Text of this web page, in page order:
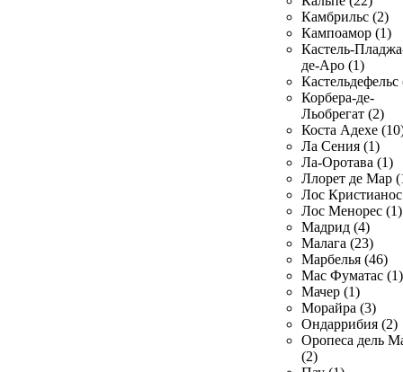
Камбрильс (2)
Кампоамор (1)
Кастель-
де-Аро (1)
Кастельдефельс
Корбера-де-
Льобрегат (2)
Коста Адехе
Ла Сения (1)
Ла-Оротава (1)
Ллорет де Мар
Лос
Лос Менорес (1)
Мадрид (4)
Малага (23)
Марбелья (46)
Мас Фуматас (1)
Мачер (1)
Морайра (3)
Ондаррибия (2)
Оропеса дель
(2)